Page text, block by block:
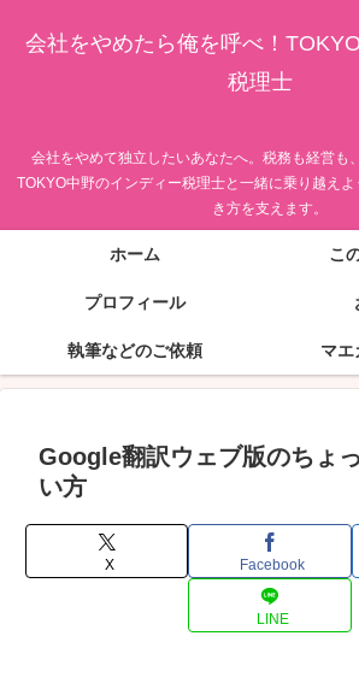
会社をやめたら俺を呼べ！
税理士
会社をやめて独立したいあなたへ。税務も経営も
TOKYO中野のインディー税理士と一緒に乗り越え
き方を支えます。
ホーム こ
プロフィール
執筆などのご依頼 マエ
Google翻訳ウェブ版のちょ
い方
X Facebook
LINE